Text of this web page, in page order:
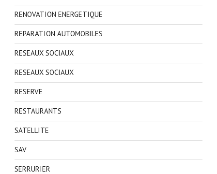
RENOVATION ENERGETIQUE
REPARATION AUTOMOBILES
RESEAUX SOCIAUX
RESEAUX SOCIAUX
RESERVE
RESTAURANTS
SATELLITE
SAV
SERRURIER